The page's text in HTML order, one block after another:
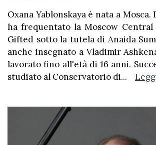
Oxana Yablonskaya è nata a Mosca.
ha frequentato la Moscow
Gifted sotto la tutela di Anaida
anche insegnato a Vladimir
lavorato fino all'età di 16 anni.
studiato al Conservatorio di...